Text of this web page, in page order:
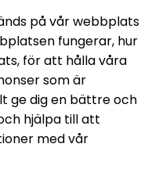
på vår webbplats
fungerar, hur
för att hålla våra
som är
ge dig en bättre och
hjälpa till att
med vår